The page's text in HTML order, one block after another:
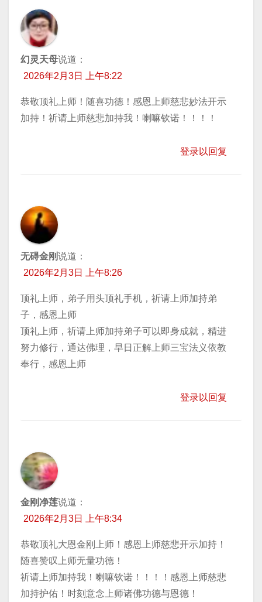
幻灵天母说道：
2026年2月3日 上午8:22
恭敬顶礼上师！随喜功德！感恩上师慈悲妙法开示
加持！祈请上师慈悲加持我！喇嘛钦诺！！！！
登录以回复
无碍金刚说道：
2026年2月3日 上午8:26
顶礼上师，弟子用头顶礼手机，祈请上师加持弟
子，感恩上师
顶礼上师，祈请上师加持弟子可以即身成就，精进
努力修行，通达佛理，早日正解上师三宝法义依教
奉行，感恩上师
登录以回复
金刚净莲说道：
2026年2月3日 上午8:34
恭敬顶礼大恩金刚上师！感恩上师慈悲开示加持！
随喜赞叹上师无量功德！
祈请上师加持我！喇嘛钦诺！！！！感恩上师慈悲
加持护佑！时刻意念上师诸佛功德与恩德！